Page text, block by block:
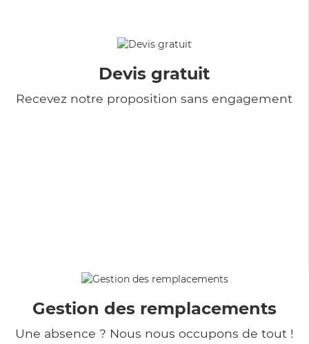
Devis gratuit
Recevez notre proposition sans engagement
Gestion des remplacements
Une absence ? Nous nous occupons de tout !